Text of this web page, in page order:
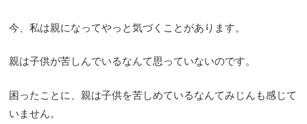
今、私は親になってやっと気づくことがあります。
親は子供が苦しんでいるなんて思っていないのです。
困ったことに、親は子供を苦しめているなんてみじんも感じて
いません。